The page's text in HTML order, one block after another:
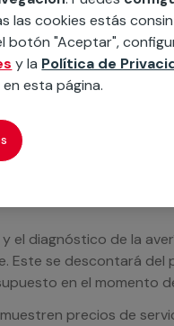
servicio a medida
electrodomésticos,
el diagnóstico de la
Este se descontará del
en el momento
precios de
las cookies estás
botón "Aceptar",
y la Política de
esta página.